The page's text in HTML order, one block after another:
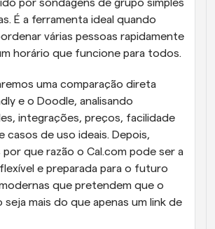
por sondagens de grupo simples
É a ferramenta ideal quando
várias pessoas rapidamente
horário que funcione para todos.
uma comparação direta
e o Doodle, analisando
integrações, preços, facilidade
casos de uso ideais. Depois,
que razão o Cal.com pode ser a
e preparada para o futuro
que pretendem que o
seja mais do que apenas um link de